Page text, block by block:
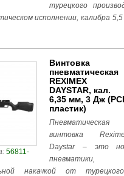
турецкого
исполнении, калибра
56811-
Винтовка
пневматическая
REXIMEX
DAYSTAR, кал.
6,35 мм, 3 Дж
пластик)
Пневматическая
винтовка
Daystar – это
накачкой от